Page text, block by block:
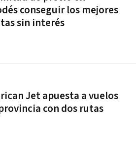
conseguir los mejores
sin interés
Jet apuesta a vuelos
con dos rutas